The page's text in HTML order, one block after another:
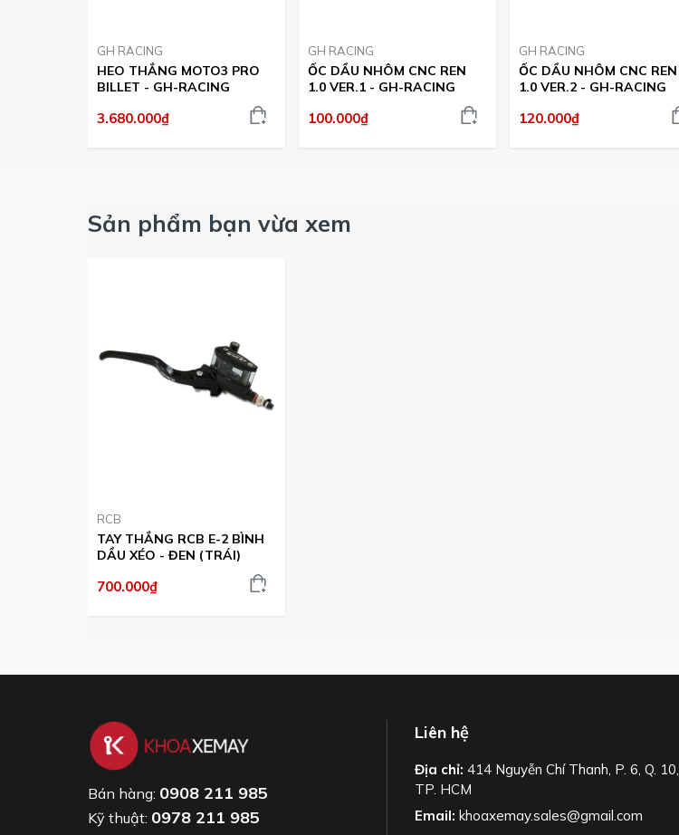
GH RACING
HEO THẮNG MOTO3 PRO
BILLET - GH-RACING
3.680.000₫
GH RACING
ỐC DẦU NHÔM CNC REN
1.0 VER.1 - GH-RACING
100.000₫
GH RACING
ỐC DẦU NHÔM CNC REN
1.0 VER.2 - GH-RACING
120.000₫
Sản phẩm bạn vừa xem
RCB
TAY THẮNG RCB E-2 BÌNH
DẦU XÉO - ĐEN (TRÁI)
700.000₫
Bán hàng: 0908 211 985
Kỹ thuật: 0978 211 985
Liên hệ
Địa chỉ:414 Nguyễn Chí Thanh, P. 6, Q. 10,
TP. HCM
Email:khoaxemay.sales@gmail.com